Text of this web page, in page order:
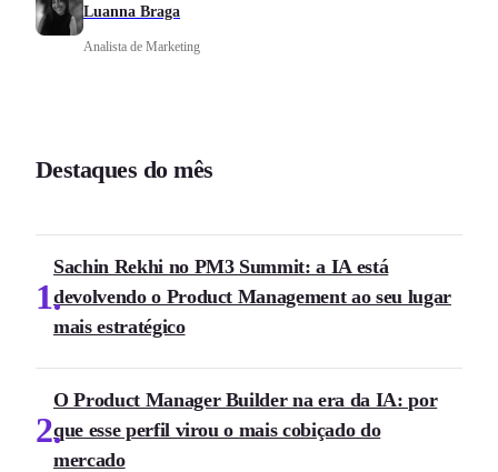
Luanna Braga
Analista de Marketing
Destaques do mês
1
Sachin Rekhi no PM3 Summit: a IA está
devolvendo o Product Management ao seu lugar
mais estratégico
2
O Product Manager Builder na era da IA: por
que esse perfil virou o mais cobiçado do
mercado